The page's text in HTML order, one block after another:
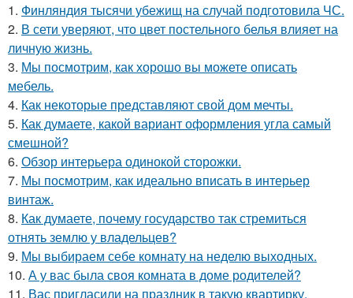
1. Финляндия тысячи убежищ на случай подготовила ЧС.
2. В сети уверяют, что цвет постельного белья влияет на
личную жизнь.
3. Мы посмотрим, как хорошо вы можете описать
мебель.
4. Как некоторые представляют свой дом мечты.
5. Как думаете, какой вариант оформления угла самый
смешной?
6. Обзор интерьера одинокой сторожки.
7. Мы посмотрим, как идеально вписать в интерьер
винтаж.
8. Как думаете, почему государство так стремиться
отнять землю у владельцев?
9. Мы выбираем себе комнату на неделю выходных.
10. А у вас была своя комната в доме родителей?
11. Вас пригласили на праздник в такую квартирку,